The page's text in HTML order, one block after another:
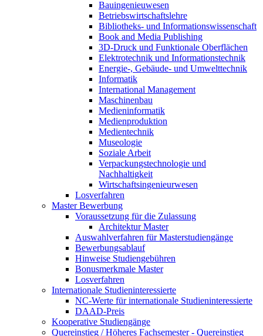
Bauingenieuwesen
Betriebswirtschaftslehre
Bibliotheks- und Informationswissenschaft
Book and Media Publishing
3D-Druck und Funktionale Oberflächen
Elektrotechnik und Informationstechnik
Energie-, Gebäude- und Umwelttechnik
Informatik
International Management
Maschinenbau
Medieninformatik
Medienproduktion
Medientechnik
Museologie
Soziale Arbeit
Verpackungstechnologie und
Nachhaltigkeit
Wirtschaftsingenieurwesen
Losverfahren
Master Bewerbung
Voraussetzung für die Zulassung
Architektur Master
Auswahlverfahren für Masterstudiengänge
Bewerbungsablauf
Hinweise Studiengebühren
Bonusmerkmale Master
Losverfahren
Internationale Studieninteressierte
NC-Werte für internationale Studieninteressierte
DAAD-Preis
Kooperative Studiengänge
Quereinstieg / Höheres Fachsemester - Quereinstieg